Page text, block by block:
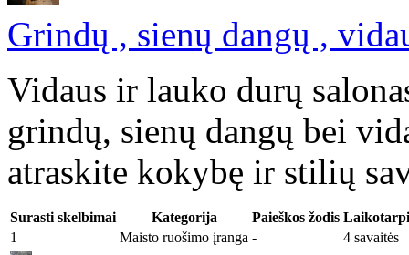
Grindų , sienų dangų ,
Vidaus ir lauko durų
grindų, sienų dangų bei
atraskite kokybę ir stilių
Surasti skelbimai Kategorija Paieškos žodis
1
Maisto ruošimo įranga - 4 savaitės